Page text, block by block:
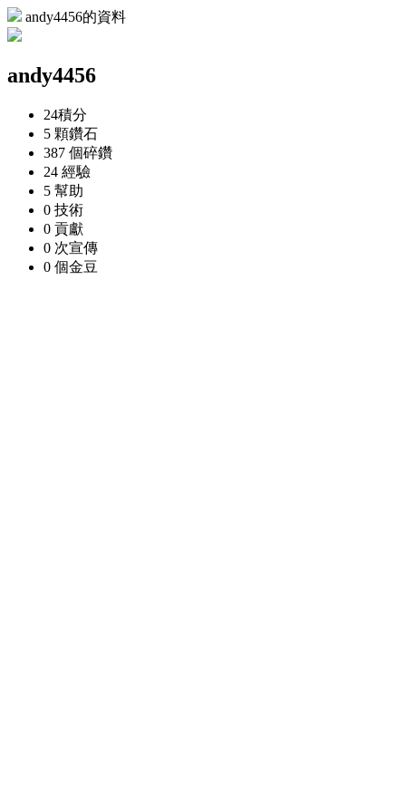
andy4456的資料
andy4456
24積分
5 顆鑽石
387 個碎鑽
24 經驗
5 幫助
0 技術
0 貢獻
0 次宣傳
0 個金豆